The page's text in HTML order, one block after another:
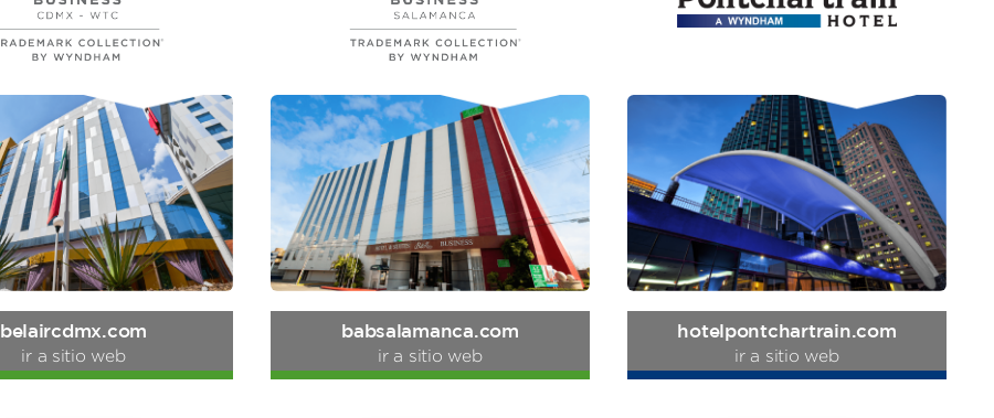
belaircdmx.com
ir a sitio web
babsalamanca.com
ir a sitio web
hotelpontchartrain.com
ir a sitio web